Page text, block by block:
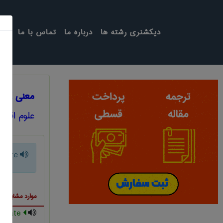
تماس با ما درباره ما دیکشنری رشته ها
معنی LITERATE
علوم
موارد مشابه